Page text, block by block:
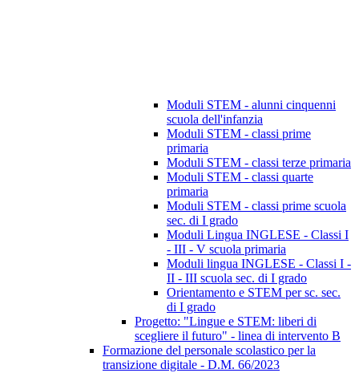
Moduli STEM - alunni cinquenni
scuola dell'infanzia
Moduli STEM - classi prime
primaria
Moduli STEM - classi terze primaria
Moduli STEM - classi quarte
primaria
Moduli STEM - classi prime scuola
sec. di I grado
Moduli Lingua INGLESE - Classi I
- III - V scuola primaria
Moduli lingua INGLESE - Classi I -
II - III scuola sec. di I grado
Orientamento e STEM per sc. sec.
di I grado
Progetto: "Lingue e STEM: liberi di
scegliere il futuro" - linea di intervento B
Formazione del personale scolastico per la
transizione digitale - D.M. 66/2023